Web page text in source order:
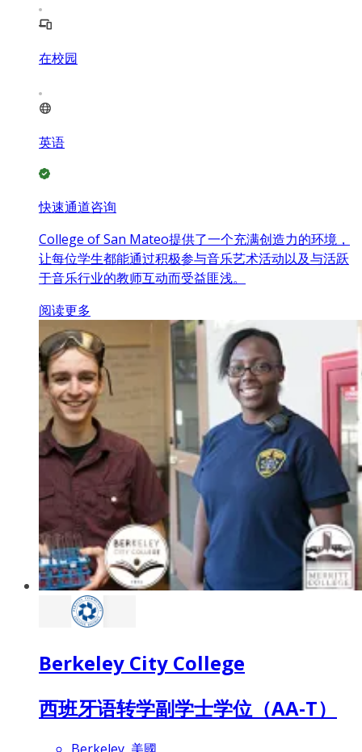
在校园
英语
快速通道咨询
College of San Mateo提供了一个充满创造力的环境，
让每位学生都能通过积极参与音乐艺术活动以及与活跃
于音乐行业的教师互动而受益匪浅。
阅读更多
Berkeley City College
西班牙语转学副学士学位（AA-T）